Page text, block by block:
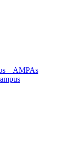
– AMPAs